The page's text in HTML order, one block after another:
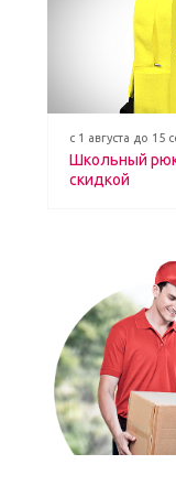
с 1 августа до 15
Школьный
скидкой